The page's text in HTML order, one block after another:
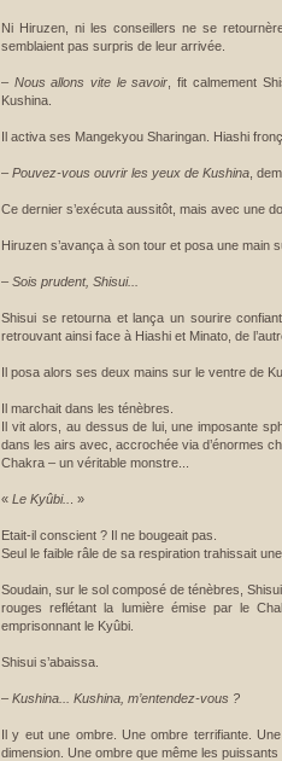
Ni Hiruzen, ni les conseillers ne se
semblaient pas surpris de leur arrivée.
– Nous allons vite le savoir , fit calmement
Kushina.
Il activa ses Mangekyou Sharingan. Hiashi
– Pouvez-vous ouvrir les yeux de Kushina ,
Ce dernier s’exécuta aussitôt, mais avec une
Hiruzen s’avança à son tour et posa une main
– Sois prudent, Shisui...
Shisui se retourna et lança un sourire
retrouvant ainsi face à Hiashi et Minato, de
Il posa alors ses deux mains sur le ventre de
Il marchait dans les ténèbres.
Il vit alors, au dessus de lui, une imposante
dans les airs avec, accrochée via d’énormes
Chakra – un véritable monstre...
« Le Kyûbi.. . »
Etait-il conscient ? Il ne bougeait pas.
Seul le faible râle de sa respiration trahissait
Soudain, sur le sol composé de ténèbres,
rouges reflétant la lumière émise par le
emprisonnant le Kyûbi.
Shisui s’abaissa.
– Kushina... Kushina, m’entendez-vous ?
Il y eut une ombre. Une ombre terrifiante.
dimension. Une ombre que même les